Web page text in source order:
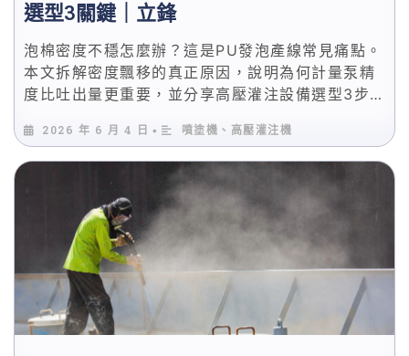
選型3關鍵｜立鋒
泡棉密度不穩怎麼辦？這是PU發泡產線常見痛點。
本文拆解密度飄移的真正原因，說明為何計量泵精
度比吐出量更重要，並分享高壓灌注設備選型3步
2026 年 6 月 4 日 • 噴塗機、高壓灌注機